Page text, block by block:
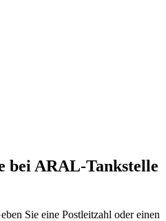
bei ARAL-Tankstelle
Sie eine Postleitzahl oder einen